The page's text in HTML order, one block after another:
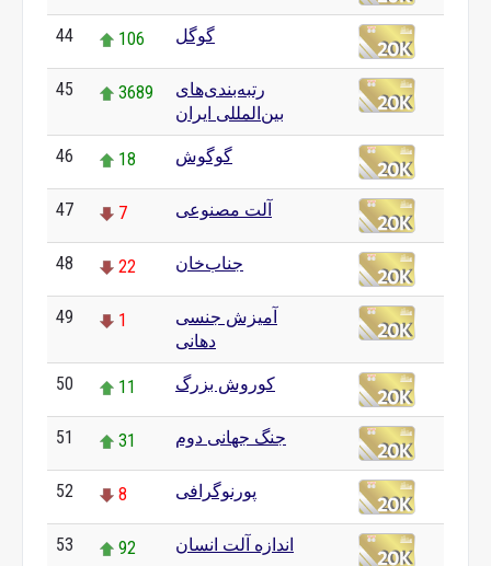
44 106 گوگل
45 3689
رتبه‌بندی‌های
بین‌المللی ایران
46 18 گوگوش
47 7 آلت مصنوعی
48 22 جناب‌خان
49 1
آمیزش جنسی
دهانی
50 11 کوروش بزرگ
51 31 جنگ جهانی دوم
52 8 پورنوگرافی
53 92 اندازه آلت انسان